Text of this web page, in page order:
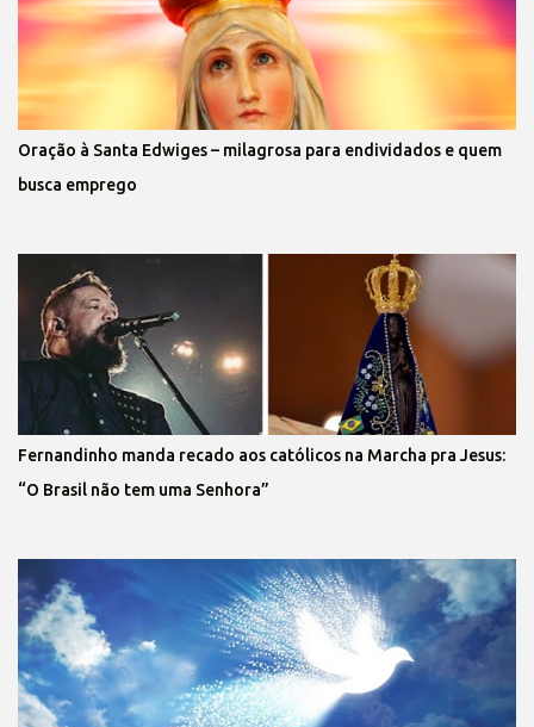
Oração à Santa Edwiges – milagrosa para endividados e quem
busca emprego
Fernandinho manda recado aos católicos na Marcha pra Jesus:
“O Brasil não tem uma Senhora”